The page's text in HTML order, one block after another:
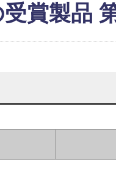
賞製品